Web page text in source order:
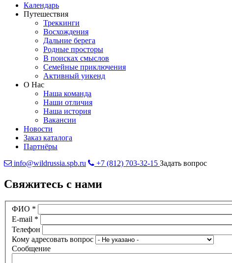
Календарь
Путешествия
Треккинги
Восхождения
Дальние берега
Родные просторы
В поисках смыслов
Семейные приключения
Активный уикенд
О Нас
Наша команда
Наши отличия
Наша история
Вакансии
Новости
Заказ каталога
Партнёры
info@wildrussia.spb.ru
+7 (812) 703-32-15 Задать вопрос
Свяжитесь с нами
ФИО *
E-mail *
Телефон
Кому адресовать вопрос
Сообщение